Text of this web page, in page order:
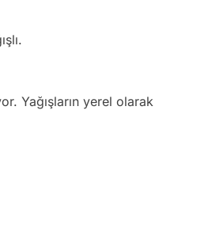
Yağışların yerel olarak